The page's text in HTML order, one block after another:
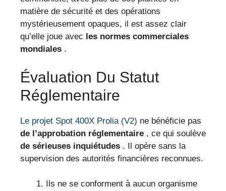
matière de sécurité et des opérations
mystérieusement opaques, il est assez clair
qu’elle joue avec les normes commerciales
mondiales .
Évaluation Du Statut
Réglementaire
Le projet Spot 400X Prolia (V2) ne bénéficie pas
de l’approbation réglementaire , ce qui soulève
de sérieuses inquiétudes . Il opère sans la
supervision des autorités financières reconnues.
Ils ne se conforment à aucun organisme